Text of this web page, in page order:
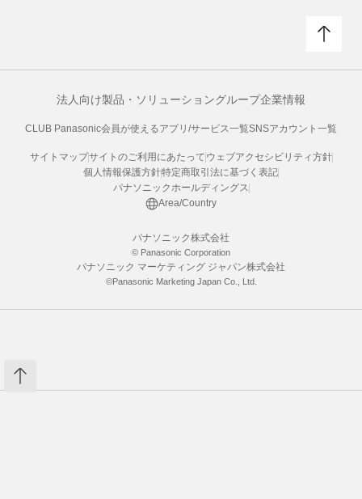
法人向け製品・ソリューショングループ企業情報
CLUB Panasonic会員が使えるアプリ/サービス一覧SNSアカウント一覧
サイトマップサイトのご利用にあたって ウェブアクセシビリティ方針
個人情報保護方針特定商取引法に基づく表記
パナソニックホールディングス
Area/Country
パナソニック株式会社
© Panasonic Corporation
パナソニック マーケティング ジャパン株式会社
©Panasonic Marketing Japan Co., Ltd.